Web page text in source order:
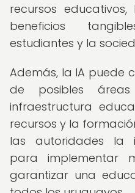
recursos
beneficios
estudiantes y la
Además, la IA puede
de posibles
infraestructura
recursos y la
las autoridades la
para implementar
garantizar una